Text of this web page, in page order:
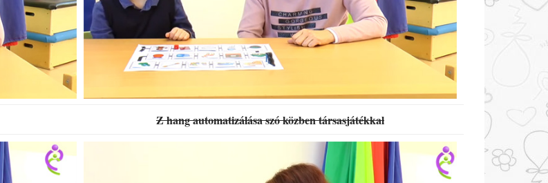
Z hang automatizálása szó közben társasjátékkal